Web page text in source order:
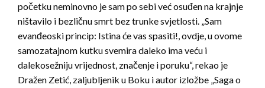
početku neminovno je sam po sebi već osuđen na krajnje
ništavilo i bezličnu smrt bez trunke svjetlosti. „Sam
evanđeoski princip: Istina će vas spasiti!, ovdje, u ovome
samozatajnom kutku svemira daleko ima veću i
dalekosežniju vrijednost, značenje i poruku“, rekao je
Dražen Zetić, zaljubljenik u Boku i autor izložbe „Saga o